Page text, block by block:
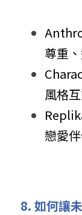
尊重、
風格
戀愛
8. 如何讓